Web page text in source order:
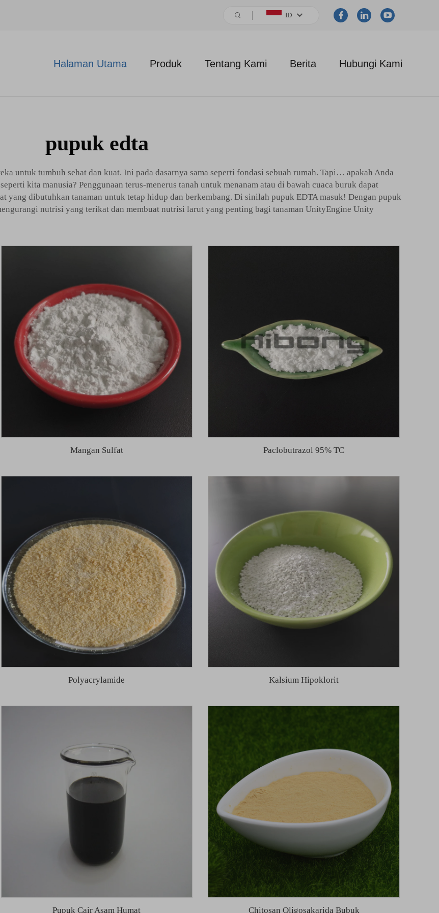
ID
Halaman Utama Produk Tentang Kami Berita Hubungi Kami
pupuk edta
untuk tumbuh sehat dan kuat. Ini pada dasarnya sama seperti fondasi sebuah rumah. Tapi… apakah Anda
kita manusia? Penggunaan terus-menerus tanah untuk menanam atau di bawah cuaca buruk dapat
yang dibutuhkan tanaman untuk tetap hidup dan berkembang. Di sinilah pupuk EDTA masuk! Dengan pupuk
nutrisi yang terikat dan membuat nutrisi larut yang penting bagi tanaman UnityEngine Unity
Mangan Sulfat Paclobutrazol 95% TC
Polyacrylamide Kalsium Hipoklorit
Pupuk Cair Asam Humat Chitosan Oligosakarida Bubuk